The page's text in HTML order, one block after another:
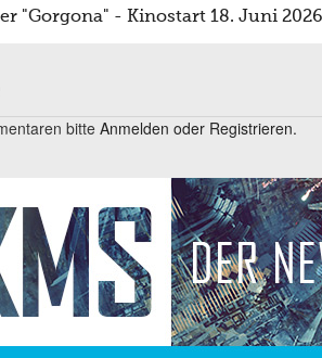
"Gorgona" - Kinostart 18. Juni 2026
bitteAnmelden oder Registrieren.